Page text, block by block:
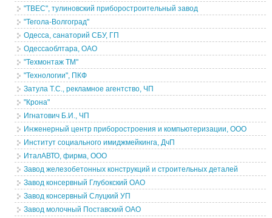
"ТВЕС", тулиновский приборостроительный завод
"Тегола-Волгоград"
Одесса, санаторий СБУ, ГП
Одессаоблтара, ОАО
"Техмонтаж ТМ"
"Технологии", ПКФ
Затула Т.С., рекламное агентство, ЧП
"Крона"
Игнатович Б.И., ЧП
Инженерный центр приборостроения и компьютеризации, ООО
Институт социального имиджмейкинга, ДчП
ИталАВТО, фирма, ООО
Завод железобетонных конструкций и строительных деталей
Завод консервный Глубокский ОАО
Завод консервный Слуцкий УП
Завод молочный Поставский ОАО